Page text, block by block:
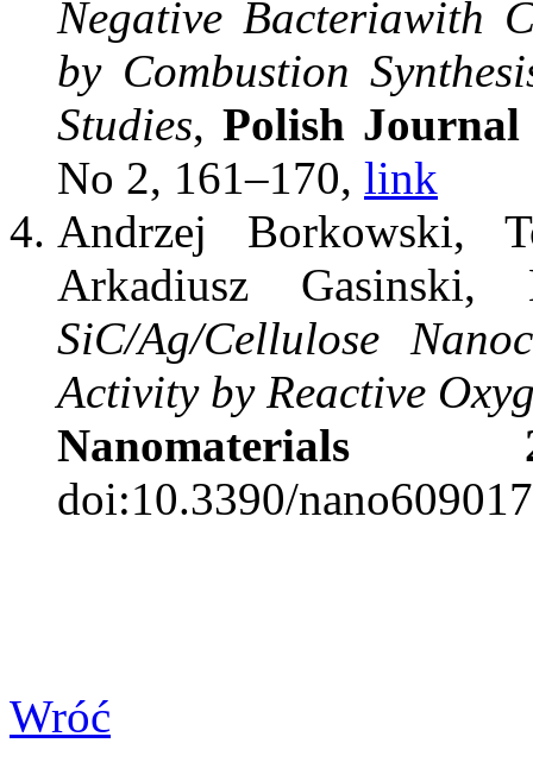
Negative Bacteriawith
by Combustion
Studies, Polish
No 2, 161–170, link
Andrzej Borkowski,
Arkadiusz
SiC/Ag/Cellulose
Activity by Reactive
Nanomaterials
doi:10.3390/
Wróć